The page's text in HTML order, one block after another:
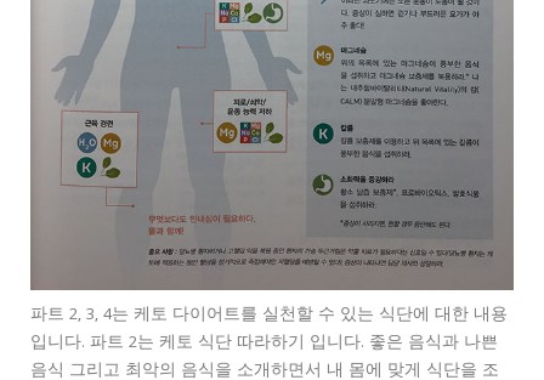
파트 2, 3, 4는 케토 다이어트를 실천할 수 있는 식단에 대한 내용
입니다. 파트 2는 케토 식단 따라하기 입니다. 좋은 음식과 나쁜
음식 그리고 최악의 음식을 소개하면서 내 몸에 맞게 식단을 조